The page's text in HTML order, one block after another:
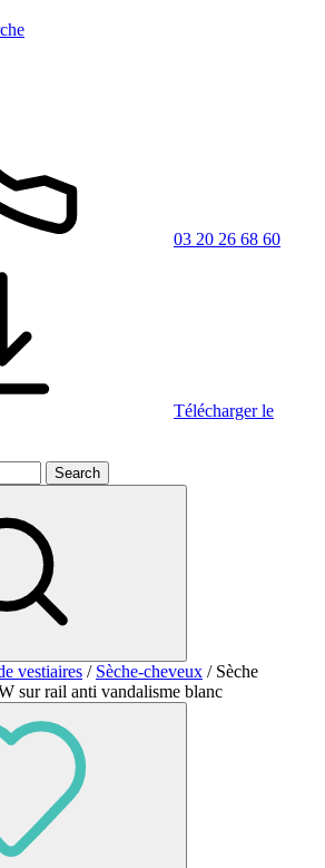
03 20 26 68 60
Télécharger le
vestiaires / Sèche-cheveux / Sèche
sur rail anti vandalisme blanc